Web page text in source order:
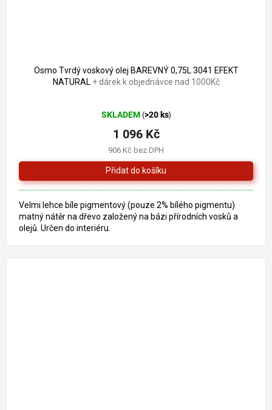
Osmo Tvrdý voskový olej BAREVNÝ 0,75L 3041 EFEKT
NATURAL + dárek k objednávce nad 1000Kč
hodnocení
produktu
je
5,0
z
5
hvězdiček.
SKLADEM (>20 ks)
906 Kč bez DPH
1 096 Kč
Velmi lehce bíle pigmentový (pouze 2% bílého pigmentu)
matný nátěr na dřevo založený na bázi přírodních vosků a
olejů. Určen do interiéru.